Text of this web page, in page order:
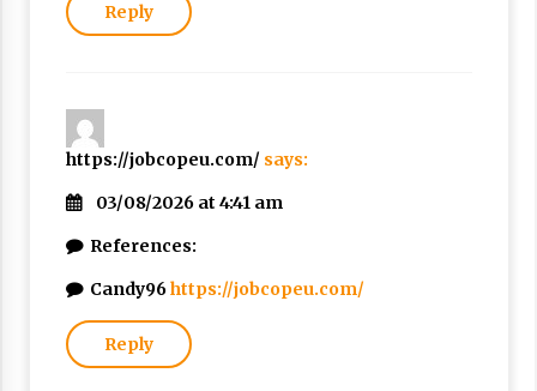
Reply
https://jobcopeu.com/ says:
03/08/2026 at 4:41 am
References:
Candy96https://jobcopeu.com/
Reply